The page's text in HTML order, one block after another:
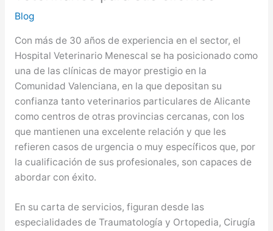
Blog
Con más de 30 años de experiencia en el sector, el
Hospital Veterinario Menescal se ha posicionado como
una de las clínicas de mayor prestigio en la
Comunidad Valenciana, en la que depositan su
confianza tanto veterinarios particulares de Alicante
como centros de otras provincias cercanas, con los
que mantienen una excelente relación y que les
refieren casos de urgencia o muy específicos que, por
la cualificación de sus profesionales, son capaces de
abordar con éxito.
En su carta de servicios, figuran desde las
especialidades de Traumatología y Ortopedia, Cirugía